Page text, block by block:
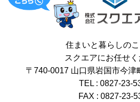
住まいと暮らしの
スクエアにお任せ
〒740-0017 山口県岩国市今
TEL : 0827-23-
FAX : 0827-23-